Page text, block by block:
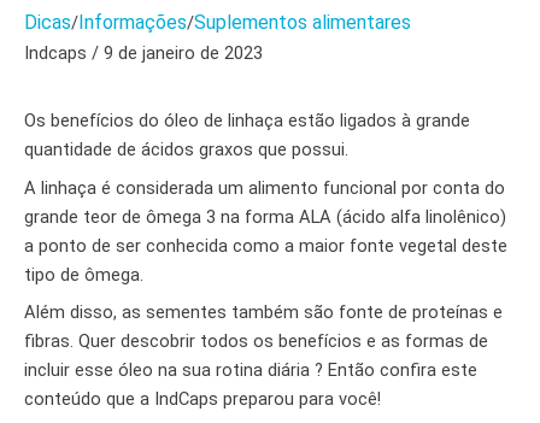
Dicas/ Informações/Suplementos alimentares
Indcaps / 9 de janeiro de 2023
Os benefícios do óleo de linhaça estão ligados à grande
quantidade de ácidos graxos que possui.
A linhaça é considerada um alimento funcional por conta do
grande teor de ômega 3 na forma ALA (ácido alfa linolênico)
a ponto de ser conhecida como a maior fonte vegetal deste
tipo de ômega.
Além disso, as sementes também são fonte de proteínas e
fibras. Quer descobrir todos os benefícios e as formas de
incluir esse óleo na sua rotina diária ? Então confira este
conteúdo que a IndCaps preparou para você!